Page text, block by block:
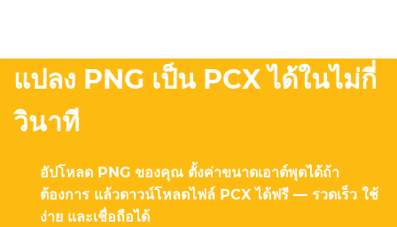
แปลง PNG เป็น PCX ได้ในไม่กี่
วินาที
อัปโหลด PNG ของคุณ ตั้งค่าขนาดเอาต์พุตได้ถ้า
ต้องการ แล้วดาวน์โหลดไฟล์ PCX ได้ฟรี — รวดเร็ว ใช้
ง่าย และเชื่อถือได้